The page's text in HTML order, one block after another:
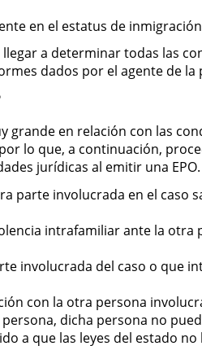
en el estatus de
a determinar todas las
dados por el agente de la
en relación con las
lo que, a continuación,
jurídicas al emitir una
parte involucrada en el caso
intrafamiliar ante la otra
involucrada del caso o que
con la otra persona
dicha persona no
a que las leyes del estado